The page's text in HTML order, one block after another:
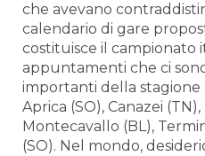
che avevano
calendario di gare
costituisce il campionato
appuntamenti che ci
importanti della stagione
Aprica (SO), Canazei
Montecavallo (BL),
(SO). Nel mondo,